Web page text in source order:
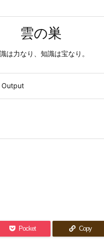
雲の巣
は力なり、知識は宝なり。
Output
Pocket Copy